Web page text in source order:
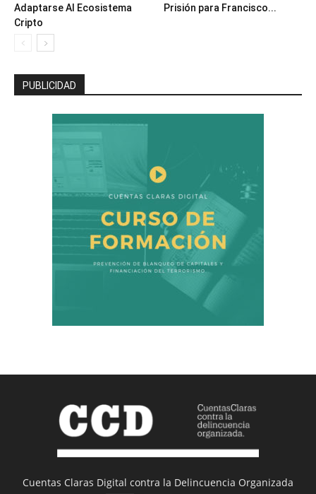
Adaptarse Al Ecosistema
Cripto
Prisión para Francisco...
PUBLICIDAD
Cuentas Claras Digital contra la Delincuencia Organizada